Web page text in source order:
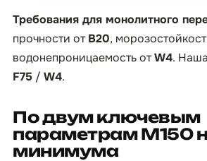
Требования для монолитного
прочности отB20,
водонепроницаемость отW4.
F75 / W4.
По двум ключевым
параметрам М150
минимума